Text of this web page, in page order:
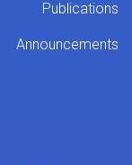
Publications
Announcements